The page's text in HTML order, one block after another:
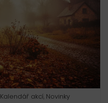
Kalendář akcí, Novinky